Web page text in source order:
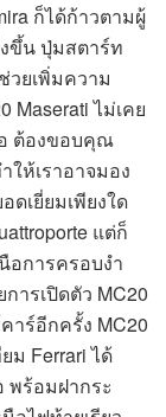
ก็ได้ก้าวตามผู้
ขึ้น ปุ่มสตาร์ท
ยเพิ่มความ
Maserati ไม่เคย
อ ต้องขอบคุณ
ให้เราอาจมอง
ดเยี่ยมเพียงใด
แต่ก็
อการครอบงำ
ารเปิดตัว MC20
าร์อีกครั้ง MC20
Ferrari ได้
ร้อมฝากระ